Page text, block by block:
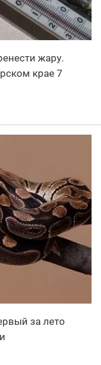
жару.
крае 7
за лето